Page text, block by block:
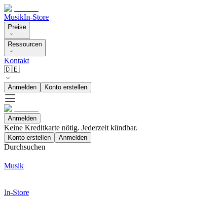
MusikIn-Store
Preise
Ressourcen
Kontakt
🇩🇪
Anmelden Konto erstellen
Anmelden
Keine Kreditkarte nötig. Jederzeit kündbar.
Konto erstellen Anmelden
Durchsuchen
Musik
In-Store